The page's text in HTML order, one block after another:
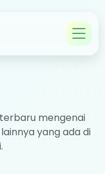
mengenai
yang ada di